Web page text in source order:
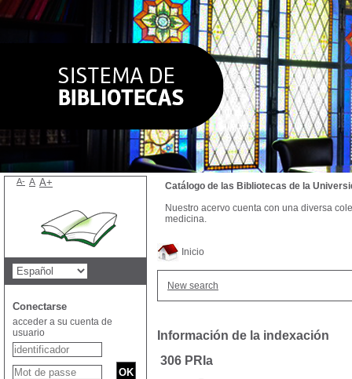
Inicio
New search
Información de la indexación
306 PRIa
Catálogo de las Bibliotecas de la
Nuestro acervo cuenta con una diversa
medicina.
A- A A+
Conectarse
acceder a su cuenta de
usuario